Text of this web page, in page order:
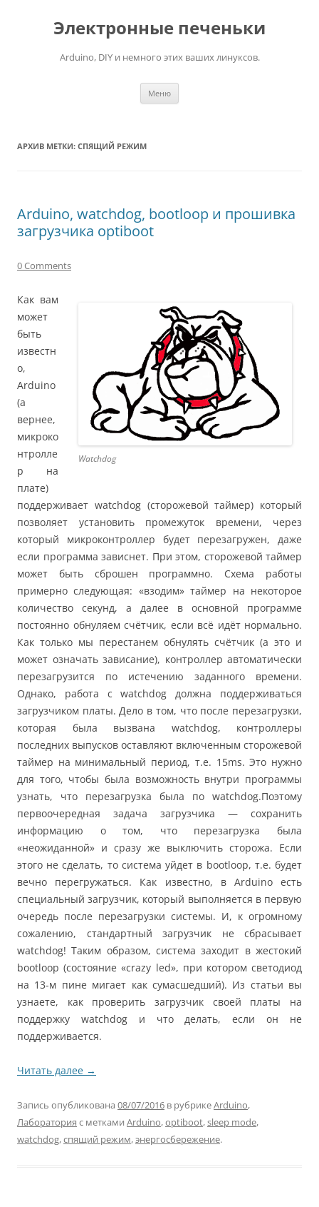
Электронные печеньки
Arduino, DIY и немного этих ваших линуксов.
Меню
АРХИВ МЕТКИ: СПЯЩИЙ РЕЖИМ
Arduino, watchdog, bootloop и прошивка
загрузчика optiboot
0 Comments
Watchdog
Как вам
может
быть
известн
о,
Arduino
(а
вернее,
микроко
нтролле
р на
плате)
поддерживает watchdog (сторожевой таймер) который
позволяет установить промежуток времени, через
который микроконтроллер будет перезагружен, даже
если программа зависнет. При этом, сторожевой таймер
может быть сброшен программно. Схема работы
примерно следующая: «взодим» таймер на некоторое
количество секунд, а далее в основной программе
постоянно обнуляем счётчик, если всё идёт нормально.
Как только мы перестанем обнулять счётчик (а это и
может означать зависание), контроллер автоматически
перезагрузится по истечению заданного времени.
Однако, работа с watchdog должна поддерживаться
загрузчиком платы. Дело в том, что после перезагрузки,
которая была вызвана watchdog, контроллеры
последних выпусков оставляют включенным сторожевой
таймер на минимальный период, т.е. 15ms. Это нужно
для того, чтобы была возможность внутри программы
узнать, что перезагрузка была по watchdog.Поэтому
первоочередная задача загрузчика — сохранить
информацию о том, что перезагрузка была
«неожиданной» и сразу же выключить сторожа. Если
этого не сделать, то система уйдет в bootloop, т.е. будет
вечно перегружаться. Как известно, в Arduino есть
специальный загрузчик, который выполняется в первую
очередь после перезагрузки системы. И, к огромному
сожалению, стандартный загрузчик не сбрасывает
watchdog! Таким образом, система заходит в жестокий
bootloop (состояние «crazy led», при котором светодиод
на 13-м пине мигает как сумасшедший). Из статьи вы
узнаете, как проверить загрузчик своей платы на
поддержку watchdog и что делать, если он не
поддерживается.
Читать далее →
Запись опубликована 08/07/2016 в рубрикеArduino,
Лаборатория с метками Arduino,optiboot,sleep mode,
watchdog,спящий режим,энергосбережение.